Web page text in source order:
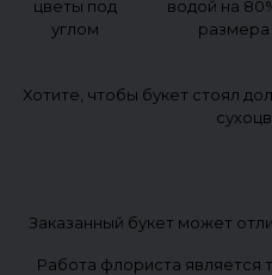
цветы под
углом
водой на
размера
Хотите, чтобы букет стоял
Заказанный букет может
Работа флориста является